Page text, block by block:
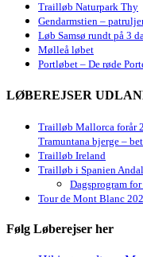
Trailløb Naturpark Thy
Gendarmstien –
Løb Samsø rundt på 3
Mølleå løbet
Portløbet – De røde
LØBEREJSER
Trailløb Mallorca forår
Tramuntana bjerge –
Trailløb Ireland
Trailløb i Spanien
Dagsprogram
Tour de Mont Blanc
Følg Løberejser her